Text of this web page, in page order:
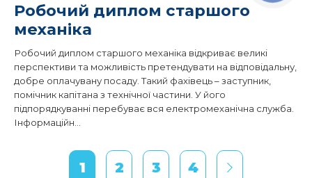
Робочий диплом старшого
механіка
Робочий диплом старшого механіка відкриває великі
перспективи та можливість претендувати на відповідальну,
добре оплачувану посаду. Такий фахівець – заступник,
помічник капітана з технічної частини. У його
підпорядкуванні перебуває вся електромеханічна служба.
Інформаційн...
1 2 3 4